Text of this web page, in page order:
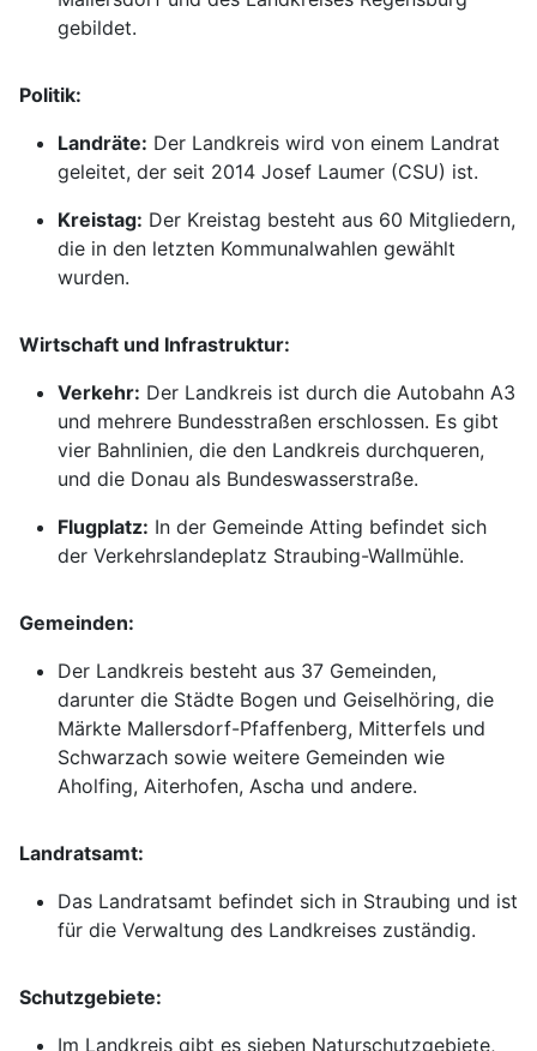
gebildet.
Politik:
Landräte: Der Landkreis wird von einem Landrat
geleitet, der seit 2014 Josef Laumer (CSU) ist.
Kreistag: Der Kreistag besteht aus 60 Mitgliedern,
die in den letzten Kommunalwahlen gewählt
wurden.
Wirtschaft und Infrastruktur:
Verkehr: Der Landkreis ist durch die Autobahn A3
und mehrere Bundesstraßen erschlossen. Es gibt
vier Bahnlinien, die den Landkreis durchqueren,
und die Donau als Bundeswasserstraße.
Flugplatz: In der Gemeinde Atting befindet sich
der Verkehrslandeplatz Straubing-Wallmühle.
Gemeinden:
Der Landkreis besteht aus 37 Gemeinden,
darunter die Städte Bogen und Geiselhöring, die
Märkte Mallersdorf-Pfaffenberg, Mitterfels und
Schwarzach sowie weitere Gemeinden wie
Aholfing, Aiterhofen, Ascha und andere.
Landratsamt:
Das Landratsamt befindet sich in Straubing und ist
für die Verwaltung des Landkreises zuständig.
Schutzgebiete:
Im Landkreis gibt es sieben Naturschutzgebiete,